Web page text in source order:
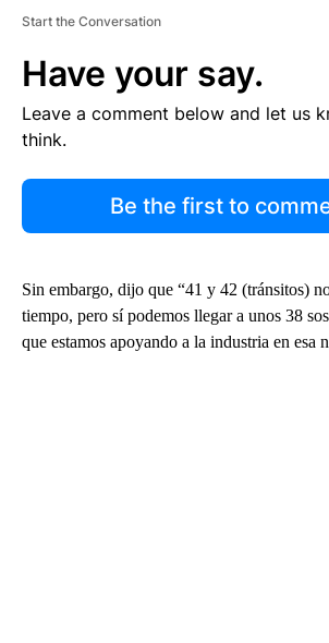
Start the Conversation
Have your say.
Leave a comment below and let us
think.
Be the first to
Sin embargo, dijo que “41 y 42 (tránsitos)
tiempo, pero sí podemos llegar a unos 38
que estamos apoyando a la industria en esa